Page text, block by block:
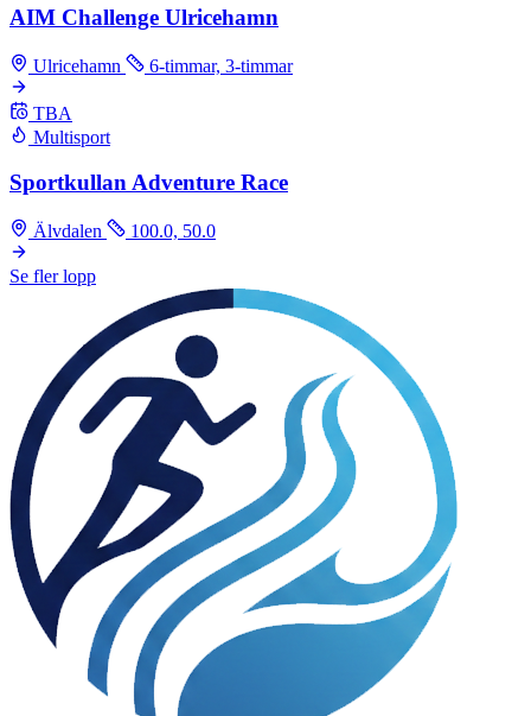
AIM Challenge Ulricehamn
Ulricehamn 6-timmar, 3-timmar
TBA
Multisport
Sportkullan Adventure Race
Älvdalen 100.0, 50.0
Se fler lopp